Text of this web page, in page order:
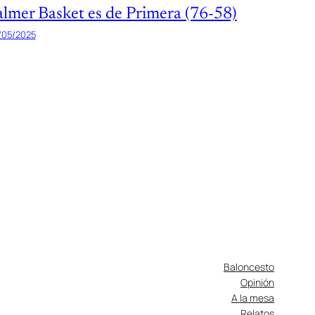
Basket es de Primera (76-58)
2025
Baloncesto
Opinión
A la mesa